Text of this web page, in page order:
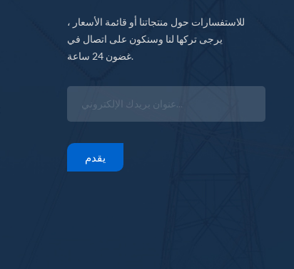
للاستفسارات حول منتجاتنا أو قائمة الأسعار ،
يرجى تركها لنا وسنكون على اتصال في
غضون 24 ساعة.
يقدم